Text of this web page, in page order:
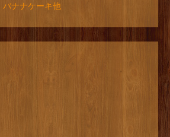
バナナケーキ他